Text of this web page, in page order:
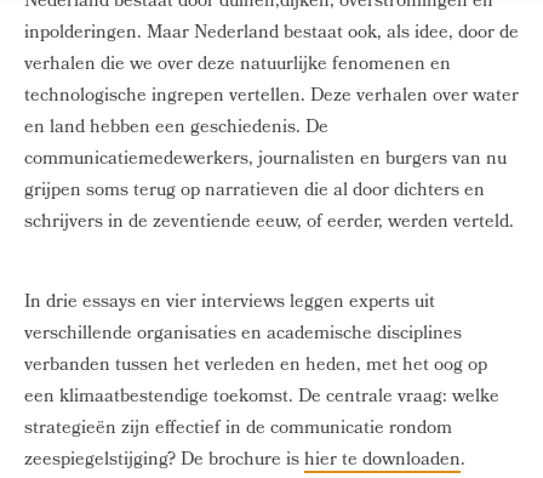
inpolderingen. Maar Nederland bestaat ook, als idee, door de
verhalen die we over deze natuurlijke fenomenen en
technologische ingrepen vertellen. Deze verhalen over water
en land hebben een geschiedenis. De
communicatiemedewerkers, journalisten en burgers van nu
grijpen soms terug op narratieven die al door dichters en
schrijvers in de zeventiende eeuw, of eerder, werden verteld.
In drie essays en vier interviews leggen experts uit
verschillende organisaties en academische disciplines
verbanden tussen het verleden en heden, met het oog op
een klimaatbestendige toekomst. De centrale vraag: welke
strategieën zijn effectief in de communicatie rondom
zeespiegelstijging? De brochure ishier te downloaden.